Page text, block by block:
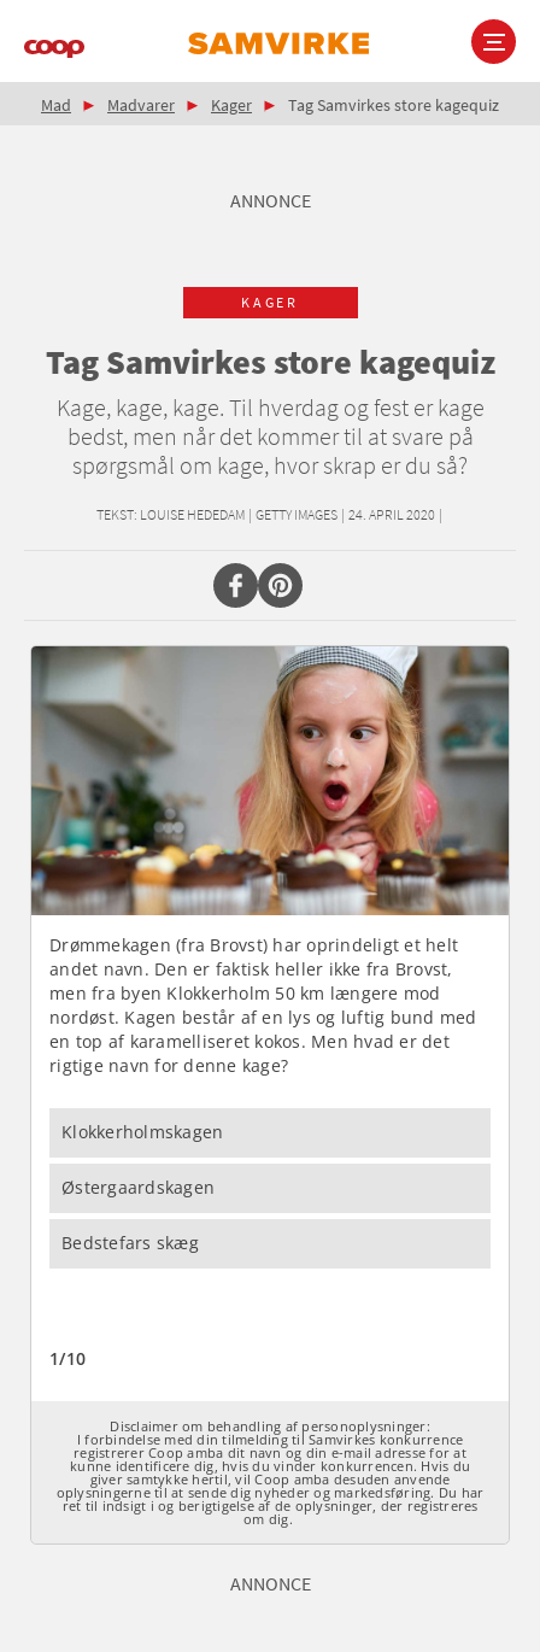
Main
Brødkrumme
Mad Madvarer Kager Tag Samvirkes store kagequiz
ANNONCE
KAGER
Tag Samvirkes store kagequiz
Kage, kage, kage. Til hverdag og fest er kage
bedst, men når det kommer til at svare på
spørgsmål om kage, hvor skrap er du så?
TEKST: LOUISE HEDEDAM | GETTY IMAGES | 24. APRIL 2020 |
ANNONCE